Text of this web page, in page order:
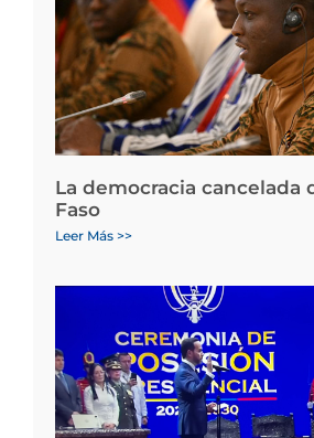
La democracia cancelada
Faso
Leer Más >>